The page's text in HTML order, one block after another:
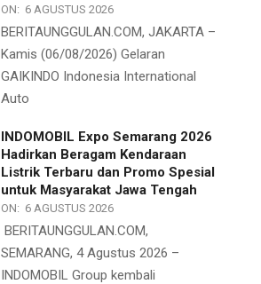
ON: 6 AGUSTUS 2026
BERITAUNGGULAN.COM, JAKARTA –
Kamis (06/08/2026) Gelaran
GAIKINDO Indonesia International
Auto
INDOMOBIL Expo Semarang 2026
Hadirkan Beragam Kendaraan
Listrik Terbaru dan Promo Spesial
untuk Masyarakat Jawa Tengah
ON: 6 AGUSTUS 2026
BERITAUNGGULAN.COM,
SEMARANG, 4 Agustus 2026 –
INDOMOBIL Group kembali